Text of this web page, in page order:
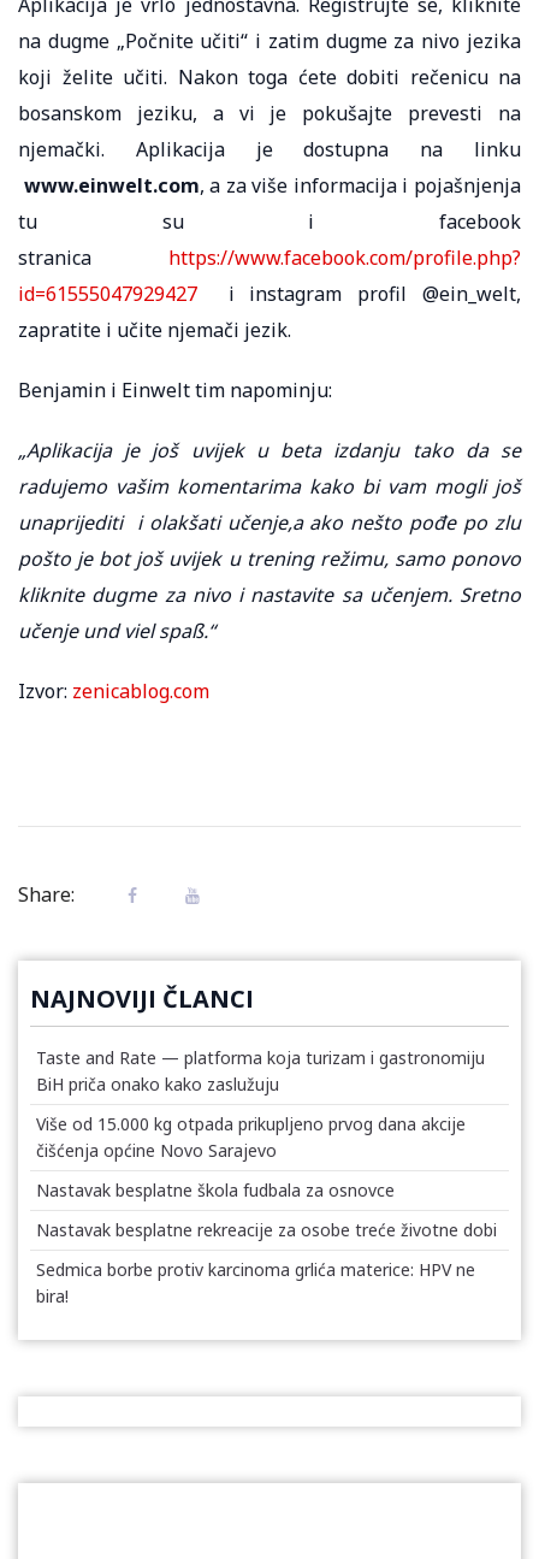
na dugme „Počnite učiti“ i zatim dugme za nivo jezika
koji želite učiti. Nakon toga ćete dobiti rečenicu na
bosanskom jeziku, a vi je pokušajte prevesti na
njemački. Aplikacija je dostupna na linku
www.einwelt.com, a za više informacija i pojašnjenja
tu su i facebook
stranica https://www.facebook.com/profile.php?
id=61555047929427 i instagram profil @ein_welt,
zapratite i učite njemači jezik.
Benjamin i Einwelt tim napominju:
„Aplikacija je još uvijek u beta izdanju tako da se
radujemo vašim komentarima kako bi vam mogli još
unaprijediti i olakšati učenje,a ako nešto pođe po zlu
pošto je bot još uvijek u trening režimu, samo ponovo
kliknite dugme za nivo i nastavite sa učenjem. Sretno
učenje und viel spaß.“
Izvor: zenicablog.com
Share:
NAJNOVIJI ČLANCI
Taste and Rate — platforma koja turizam i gastronomiju
BiH priča onako kako zaslužuju
Više od 15.000 kg otpada prikupljeno prvog dana akcije
čišćenja općine Novo Sarajevo
Nastavak besplatne škola fudbala za osnovce
Nastavak besplatne rekreacije za osobe treće životne dobi
Sedmica borbe protiv karcinoma grlića materice: HPV ne
bira!